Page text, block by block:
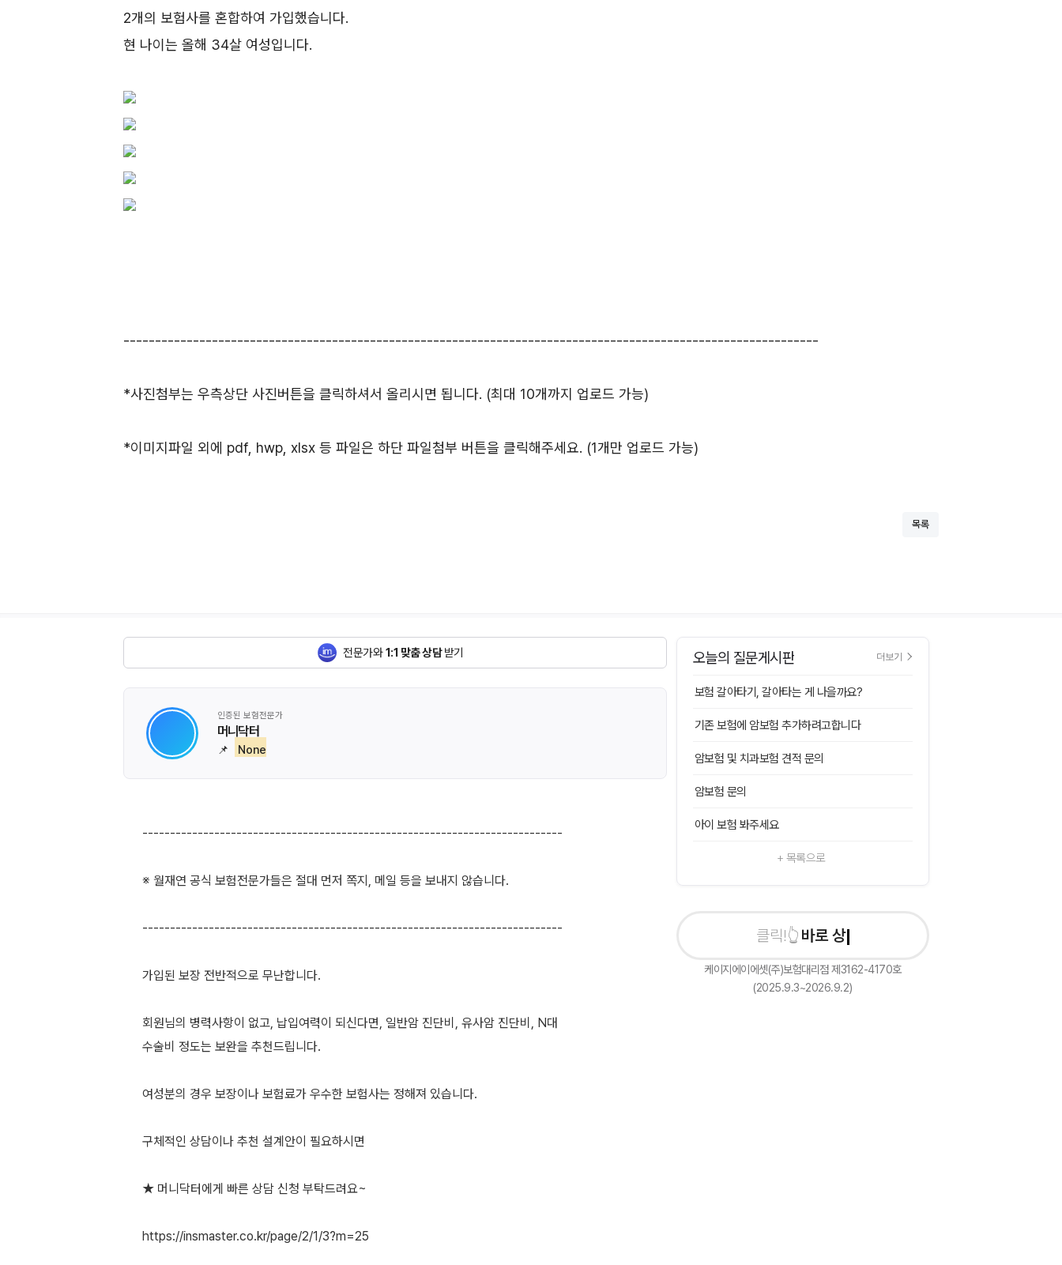
2개의 보험사를 혼합하여 가입했습니다.
현 나이는 올해 34살 여성입니다.
--------------------------------------------------------------------------------------------------------------
*사진첨부는 우측상단 사진버튼을 클릭하셔서 올리시면 됩니다. (최대 10개까지 업로드 가능)
*이미지파일 외에 pdf, hwp, xlsx 등 파일은 하단 파일첨부 버튼을 클릭해주세요. (1개만 업로드 가능)
목록
전문가와1:1 맞춤 상담받기
인증된 보험전문가
머니닥터
📌 None
----------------------------------------------------------------------------
※ 월재연 공식 보험전문가들은 절대 먼저 쪽지, 메일 등을 보내지 않습니다.
----------------------------------------------------------------------------
가입된 보장 전반적으로 무난합니다.
회원님의 병력사항이 없고, 납입여력이 되신다면, 일반암 진단비, 유사암 진단비, N대
수술비 정도는 보완을 추천드립니다.
여성분의 경우 보장이나 보험료가 우수한 보험사는 정해져 있습니다.
구체적인 상담이나 추천 설계안이 필요하시면
★ 머니닥터에게 빠른 상담 신청 부탁드려요~
오늘의 질문게시판 더보기
보험 갈아타기, 갈아타는 게 나을까요?
기존 보험에 암보험 추가하려고합니다
암보험 및 치과보험 견적 문의
암보험 문의
아이 보험 봐주세요
+ 목록으로
바로 상담신청하기
케이지에이에셋(주)보험대리점 제3162-4170호
(2025.9.3~2026.9.2)